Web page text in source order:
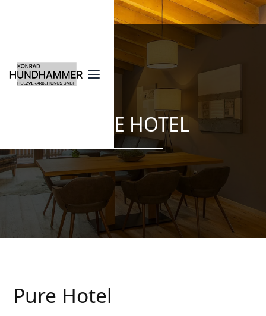
PURE HOTEL
Pure Hotel